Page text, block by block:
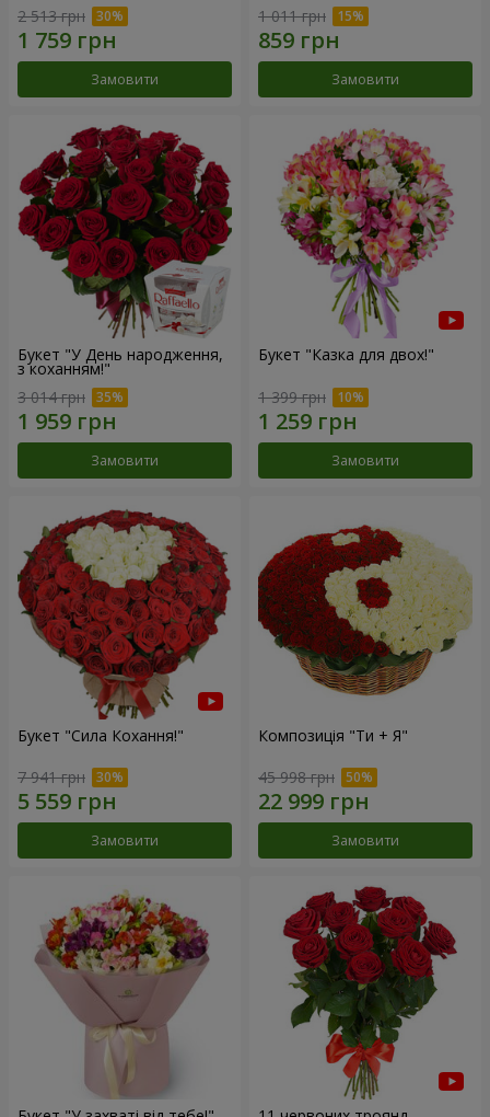
2 513 грн
Замовити
1 011 грн
Замовити
Букет "У День народження,
з коханням!"
3 014 грн
Замовити
Букет "Казка для двох!"
1 399 грн
Замовити
Букет "Сила Кохання!"
7 941 грн
Замовити
Композиція "Ти + Я"
45 998 грн
Замовити